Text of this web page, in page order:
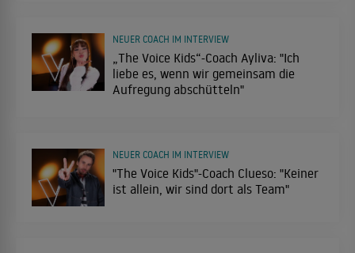
„The Voice Kids“-Coach Ayliva: "Ich
liebe es, wenn wir gemeinsam die
Aufregung abschütteln"
NEUER COACH IM INTERVIEW
"The Voice Kids"-Coach Clueso: "Keiner
ist allein, wir sind dort als Team"
NEUER COACH IM INTERVIEW